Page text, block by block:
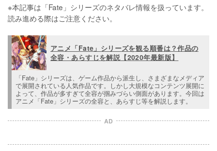
※本記事は「Fate」シリーズのネタバレ情報を扱っています。
読み進める際はご注意ください。
アニメ「Fate」シリーズを観る順番は？作品の
全容・あらすじを解説【2020年最新版】
「Fate」シリーズは、ゲーム作品から派生し、さまざまなメディア
で展開されている人気作品です。しかし大規模なコンテンツ展開に
よって、作品が多すぎて全容が掴みづらい側面があります。今回は
アニメ「Fate」シリーズの全容と、あらすじ等を解説します。
AD